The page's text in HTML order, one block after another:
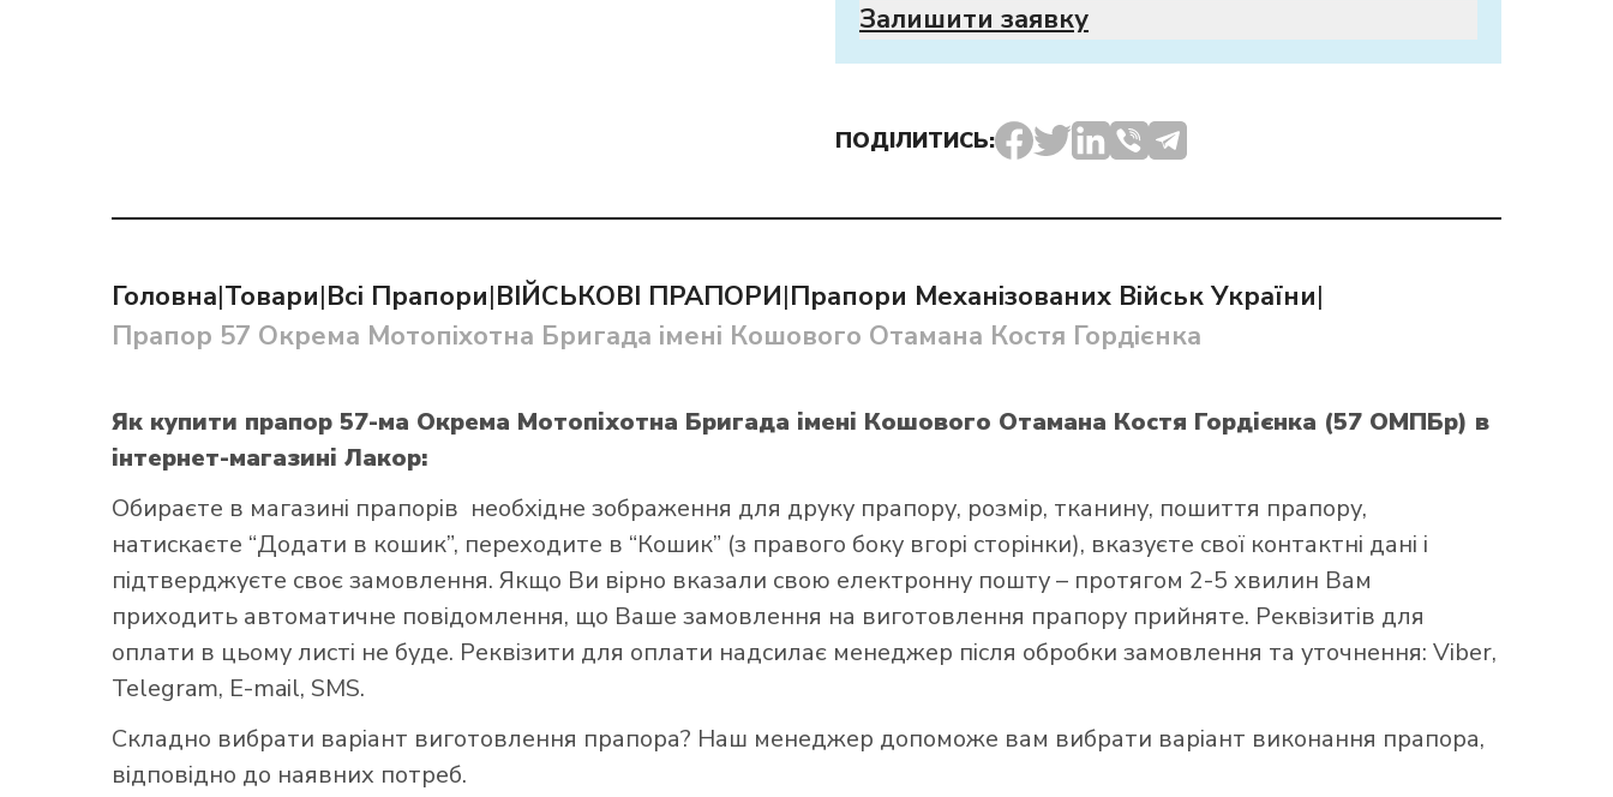
Залишити заявку
ПОДІЛИТИСЬ:
Головна|Товари|Всі Прапори|ВІЙСЬКОВІ ПРАПОРИ|Прапори Механізованих Військ України|
Прапор 57 Окрема Мотопіхотна Бригада імені Кошового Отамана Костя Гордієнка
Як купити прапор 57-ма Окрема Мотопіхотна Бригада імені Кошового Отамана Костя Гордієнка (57 ОМПБр) в
інтернет-магазині Лакор:
Обираєте в магазині прапорів необхідне зображення для друку прапору, розмір, тканину, пошиття прапору,
натискаєте “Додати в кошик”, переходите в “Кошик” (з правого боку вгорі сторінки), вказуєте свої контактні дані і
підтверджуєте своє замовлення. Якщо Ви вірно вказали свою електронну пошту – протягом 2-5 хвилин Вам
приходить автоматичне повідомлення, що Ваше замовлення на виготовлення прапору прийняте. Реквізитів для
оплати в цьому листі не буде. Реквізити для оплати надсилає менеджер після обробки замовлення та уточнення: Viber,
Telegram, E-mail, SMS.
Складно вибрати варіант виготовлення прапора? Наш менеджер допоможе вам вибрати варіант виконання прапора,
відповідно до наявних потреб.
Як купити прапор в інтернет-магазині Лакор: